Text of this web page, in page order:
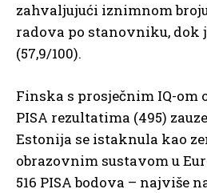
zahvaljujući iznimnom
radova po stanovniku, dok
(57,9/100).
Finska s prosječnim IQ-om
PISA rezultatima (495)
Estonija se istaknula kao
obrazovnim sustavom u
516 PISA bodova – najviše